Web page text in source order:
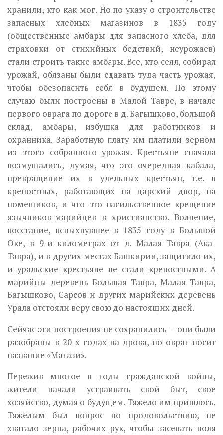
хранили, кто как мог. Но по указу о строительстве
запасных хлеб­ных магазинов в 1835 году
(общественные амбары для запасного хлеба, для
страховки от стихийных бедствий, неурожаев)
стали строить такие амбары. Все, кто сеял, собирал
урожай, обязаны были сдавать туда часть урожая,
чтобы обезопасить себя в будущем. По этому
случаю были пост­роены в Малой Тавре, в начале
первого оврага по дороге в д. Багышково, большой
склад, амбары, избушка для работников и
охранника. Заработ­ную плату им платили зерном
из этого собранного урожая. Крестьяне сначала
возмущались, думая, что это очередная кабала,
превращение их в удельных крестьян, т.е. в
крепостных, работающих на царский двор, на
помещиков, и что это насильственное крещение
язычников-марийцев в христианство. Волнение,
восстание, вспыхнувшее в 1835 году в Боль­шой
Оке, в 9-и километрах от д. Малая Тавра (Ака-
Тавра), и в других местах Башкирии, защитило их,
и уральские крестьяне не стали крепос­тными. А
марийцы деревень Большая Тавра, Малая Тавра,
Багышково, Сарсов и других марийских деревень
Урала отстояли веру свою до на­стоящих дней.
Сейчас эти построения не сохранились — они были
разобраны в 20-х годах на дрова, но овраг носит
название «Магази».
Пережив многое в годы гражданской войны,
жители начали устраи­вать свой быт, свое
хозяйство, думая о будущем. Тяжело им пришлось.
Тяжелым был вопрос по продовольствию, не
хватало зерна, рабочих рук, чтобы засевать поля